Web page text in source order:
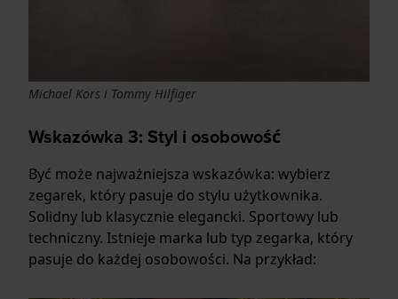
Michael Kors i Tommy Hilfiger
Wskazówka 3: Styl i osobowość
Być może najważniejsza wskazówka: wybierz
zegarek, który pasuje do stylu użytkownika.
Solidny lub klasycznie elegancki. Sportowy lub
techniczny. Istnieje marka lub typ zegarka, który
pasuje do każdej osobowości. Na przykład: